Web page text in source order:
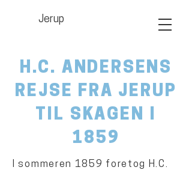
Jerup
H.C. ANDERSENS
REJSE FRA JERUP
TIL SKAGEN I
1859
I sommeren 1859 foretog H.C.